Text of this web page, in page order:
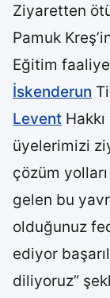
Ziyaretten
Pamuk
Eğitim
İskenderun
Levent
üyelerimizi
çözüm yolları
gelen bu
olduğunuz
ediyor
diliyoruz”